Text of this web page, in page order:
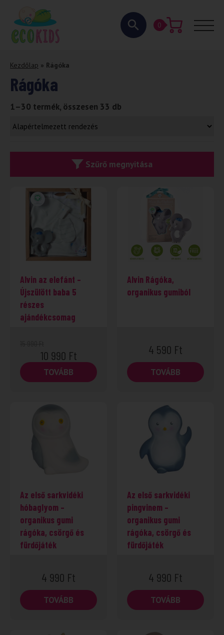
0
Kezdőlap » Rágóka
Rágóka
1–30 termék, összesen 33 db
Szűrő megnyitása
Alvin az elefánt –
Újszülött baba 5
részes
ajándékcsomag
10 990 Ft
TOVÁBB
Alvin Rágóka,
organikus gumiból
4 590 Ft
TOVÁBB
Az első sarkvidéki
hóbaglyom –
organikus gumi
rágóka, csörgő és
fürdőjáték
4 990 Ft
TOVÁBB
Az első sarkvidéki
pingvinem –
organikus gumi
rágóka, csörgő és
fürdőjáték
4 990 Ft
TOVÁBB